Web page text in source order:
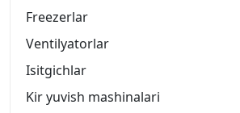
Freezerlar
Ventilyatorlar
Isitgichlar
Kir yuvish mashinalari